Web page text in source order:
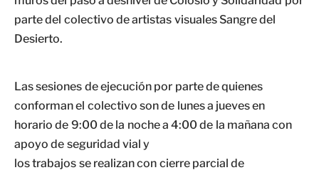
parte del colectivo de artistas visuales Sangre del
Desierto.
Las sesiones de ejecución por parte de quienes
conforman el colectivo son de lunes a jueves en
horario de 9:00 de la noche a 4:00 de la mañana con
apoyo de seguridad vial y
los trabajos se realizan con cierre parcial de